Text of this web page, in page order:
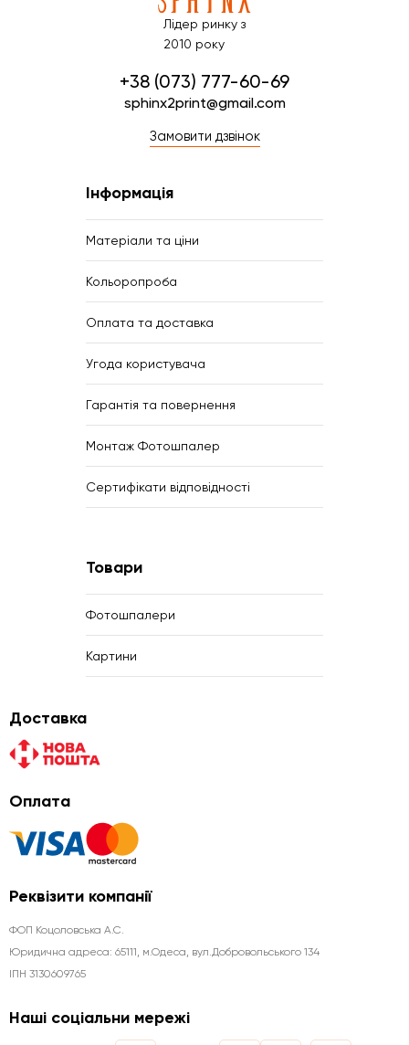
Лідер ринку з
2010 року
+38 (073) 777-60-69
sphinx2print@gmail.com
Замовити дзвінок
Інформація
Матеріали та ціни
Кольоропроба
Оплата та доставка
Угода користувача
Гарантія та повернення
Монтаж Фотошпалер
Сертифікати відповідності
Товари
Фотошпалери
Картини
Доставка
Оплата
Реквізити компанії
ФОП Коцоловська А.С.
Юридична aдреса: 65111, м.Одеса, вул.Добровольського 134
ІПН 3130609765
Наші соціальни мережі